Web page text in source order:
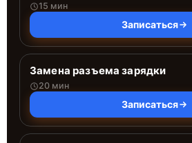
15 мин
Записаться
Замена разъема зарядки
20 мин
Записаться